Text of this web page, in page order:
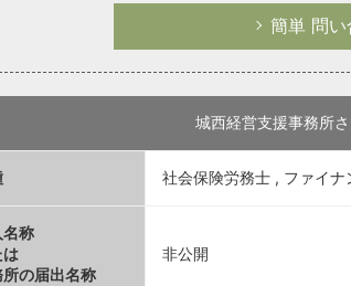
簡単 問い
城西経営支援事務所
社会保険労務士 , ファイナ
称
は
の届出名称
非公開